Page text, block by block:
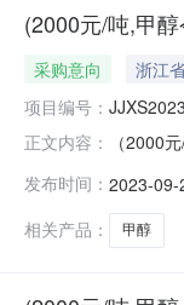
(2000元/吨,甲
采购意向 浙江
项目编号：
正文内容：
（2000
场）公布
发布时间： 2023-09-
相关产品：
甲醇